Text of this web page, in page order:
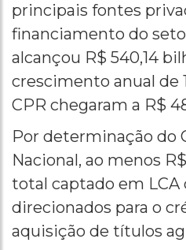
principais fontes
financiamento do
alcançou R$ 540,14
crescimento anual de
CPR chegaram a R$
Por determinação do
Nacional, ao menos
total captado em LCA
direcionados para o
aquisição de títulos